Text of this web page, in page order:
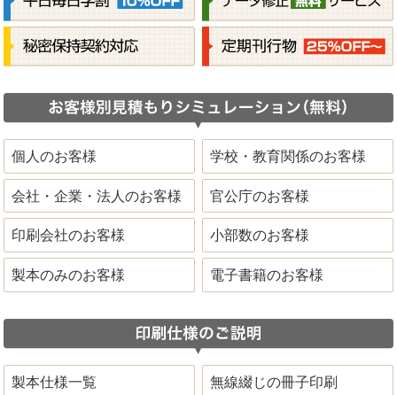
個人のお客様 学校・教育関係のお客様
会社・企業・法人のお客様 官公庁のお客様
印刷会社のお客様 小部数のお客様
製本のみのお客様 電子書籍のお客様
製本仕様一覧 無線綴じの冊子印刷